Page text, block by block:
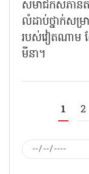
សមាជិកសភានីតិ
លំដាប់ថ្នាក់សម្
របស់វៀតណាម ដ
មីនា។
1 2